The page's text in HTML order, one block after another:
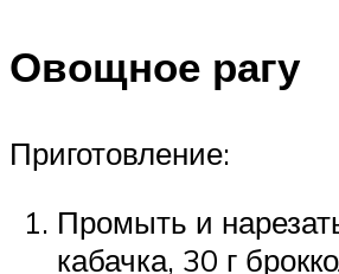
Овощное рагу
Приготовление:
Промыть и
кабачка, 30 г